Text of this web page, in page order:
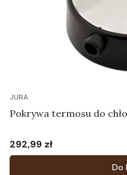
JURA
Pokrywa termosu do
Cena
292,99 zł
Do